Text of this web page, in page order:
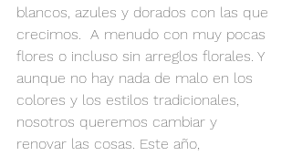
blancos, azules y dorados con las que
crecimos.  A menudo con muy pocas
flores o incluso sin arreglos florales. Y
aunque no hay nada de malo en los
colores y los estilos tradicionales,
nosotros queremos cambiar y
renovar las cosas. Este año,